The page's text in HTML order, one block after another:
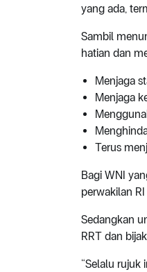
yang ada,
Sambil
hatian dan
Menjaga
Menjaga
Terus
Bagi WNI
perwakilan
Sedangkan
RRT dan
“Selalu rujuk